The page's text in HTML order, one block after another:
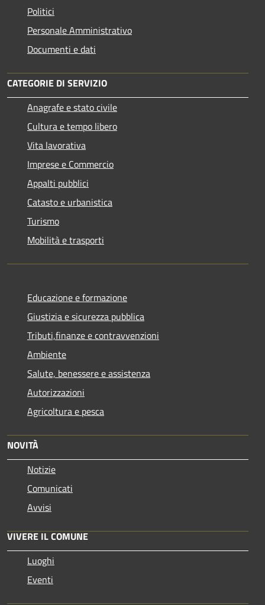
Politici
Personale Amministrativo
Documenti e dati
CATEGORIE DI SERVIZIO
Anagrafe e stato civile
Cultura e tempo libero
Vita lavorativa
Imprese e Commercio
Appalti pubblici
Catasto e urbanistica
Turismo
Mobilità e trasporti
Educazione e formazione
Giustizia e sicurezza pubblica
Tributi,finanze e contravvenzioni
Ambiente
Salute, benessere e assistenza
Autorizzazioni
Agricoltura e pesca
NOVITÀ
Notizie
Comunicati
Avvisi
VIVERE IL COMUNE
Luoghi
Eventi